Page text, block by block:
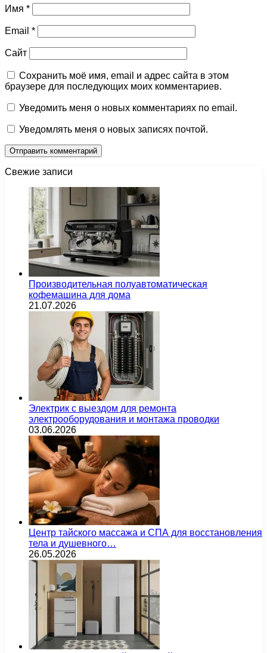
Имя *
Email *
Сайт
Сохранить моё имя, email и адрес сайта в этом
браузере для последующих моих комментариев.
Уведомить меня о новых комментариях по email.
Уведомлять меня о новых записях почтой.
Свежие записи
Производительная полуавтоматическая
кофемашина для дома
21.07.2026
Электрик с выездом для ремонта
электрооборудования и монтажа проводки
03.06.2026
Центр тайского массажа и СПА для восстановления
тела и душевного…
26.05.2026